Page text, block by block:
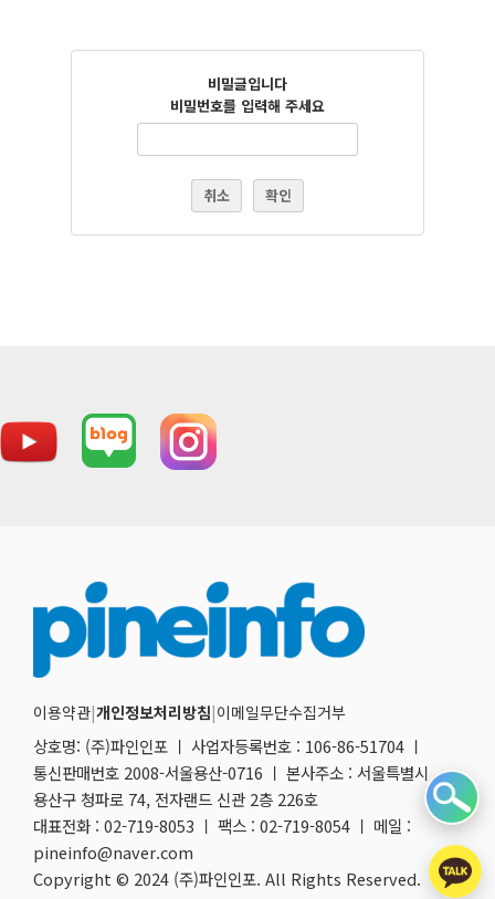
비밀글입니다
비밀번호를 입력해 주세요
취소 확인
이용약관|개인정보처리방침|이메일무단수집거부
상호명: (주)파인인포 ㅣ 사업자등록번호 : 106-86-51704 ㅣ
통신판매번호 2008-서울용산-0716 ㅣ 본사주소 : 서울특별시
용산구 청파로 74, 전자랜드 신관 2층 226호
대표전화 : 02-719-8053 ㅣ 팩스 : 02-719-8054 ㅣ 메일 :
pineinfo@naver.com
Copyright © 2024 (주)파인인포. All Rights Reserved.